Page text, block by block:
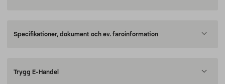
Specifikationer, dokument och ev. faroinformation
Trygg E-Handel